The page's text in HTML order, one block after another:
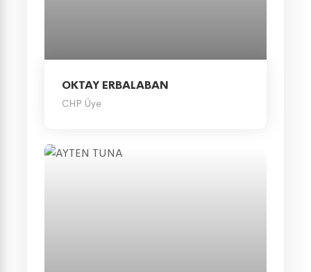
OKTAY ERBALABAN
CHP Üye